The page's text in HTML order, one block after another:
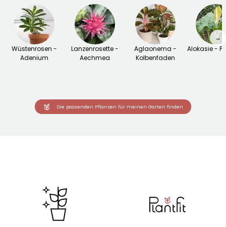
Wüstenrosen -
Adenium
Lanzenrosette -
Aechmea
Aglaonema -
Kolbenfaden
Alokasie -
→
Die passenden Pflanzen für meinen Garten finden